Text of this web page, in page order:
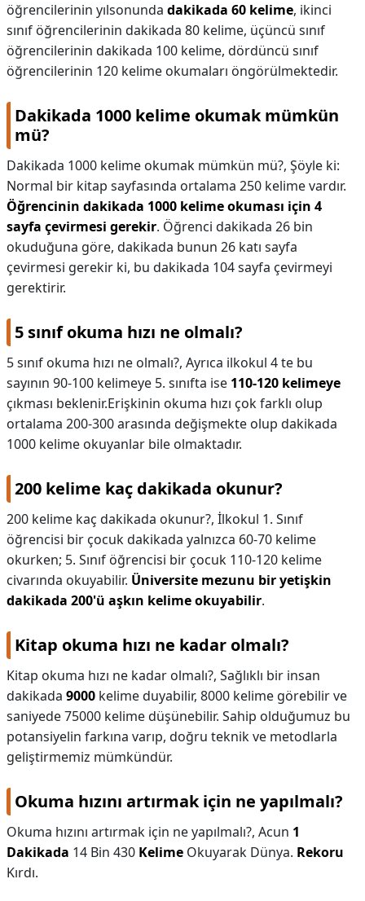
öğrencilerinin yılsonunda dakikada 60 kelime, ikinci
sınıf öğrencilerinin dakikada 80 kelime, üçüncü sınıf
öğrencilerinin dakikada 100 kelime, dördüncü sınıf
öğrencilerinin 120 kelime okumaları öngörülmektedir.
Dakikada 1000 kelime okumak mümkün
mü?
Dakikada 1000 kelime okumak mümkün mü?, Şöyle ki:
Normal bir kitap sayfasında ortalama 250 kelime vardır.
Öğrencinin dakikada 1000 kelime okuması için 4
sayfa çevirmesi gerekir. Öğrenci dakikada 26 bin
okuduğuna göre, dakikada bunun 26 katı sayfa
çevirmesi gerekir ki, bu dakikada 104 sayfa çevirmeyi
gerektirir.
5 sınıf okuma hızı ne olmalı?
5 sınıf okuma hızı ne olmalı?, Ayrıca ilkokul 4 te bu
sayının 90-100 kelimeye 5. sınıfta ise 110-120 kelimeye
çıkması beklenir.Erişkinin okuma hızı çok farklı olup
ortalama 200-300 arasında değişmekte olup dakikada
1000 kelime okuyanlar bile olmaktadır.
200 kelime kaç dakikada okunur?
200 kelime kaç dakikada okunur?, İlkokul 1. Sınıf
öğrencisi bir çocuk dakikada yalnızca 60-70 kelime
okurken; 5. Sınıf öğrencisi bir çocuk 110-120 kelime
civarında okuyabilir. Üniversite mezunu bir yetişkin
dakikada 200'ü aşkın kelime okuyabilir.
Kitap okuma hızı ne kadar olmalı?
Kitap okuma hızı ne kadar olmalı?, Sağlıklı bir insan
dakikada 9000 kelime duyabilir, 8000 kelime görebilir ve
saniyede 75000 kelime düşünebilir. Sahip olduğumuz bu
potansiyelin farkına varıp, doğru teknik ve metodlarla
geliştirmemiz mümkündür.
Okuma hızını artırmak için ne yapılmalı?
Okuma hızını artırmak için ne yapılmalı?, Acun 1
Dakikada 14 Bin 430 Kelime Okuyarak Dünya. Rekoru
Kırdı.